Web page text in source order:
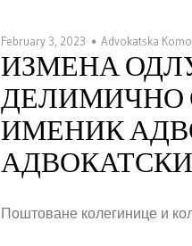
February 3, 2023 Advokatska
ИЗМЕНА
ДЕЛИМИЧНО
ИМЕНИК
Поштоване колегинице и